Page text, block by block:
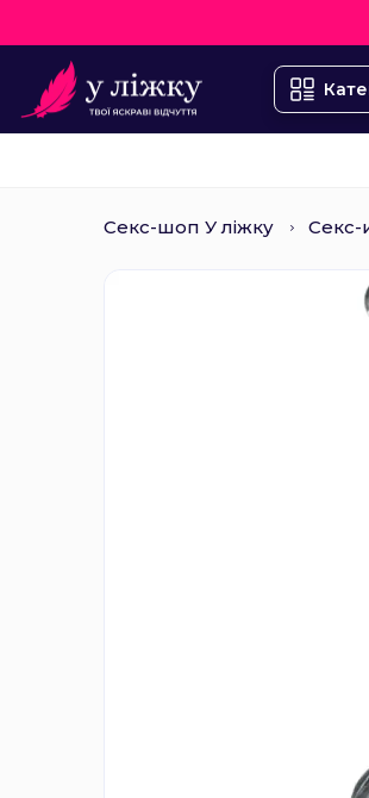
Секс-шоп У ліжку Секс-